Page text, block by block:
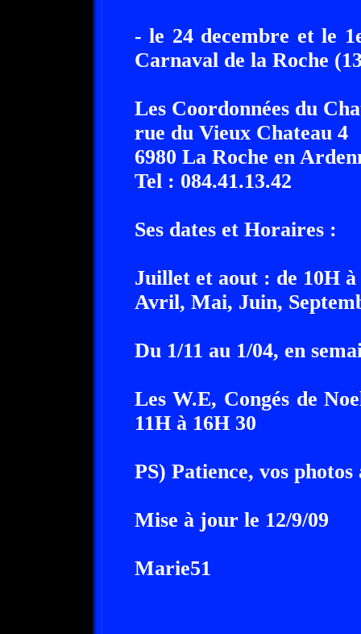
- le 24 decembre et le
Carnaval de la Roche
Les Coordonnées du
rue du Vieux Chateau 4
6980 La Roche en
Tel : 084.41.13.42
Ses dates et Horaires :
Juillet et aout : de 10H à
Avril, Mai, Juin,
Du 1/11 au 1/04, en
Les W.E, Congés de
11H à 16H 30
PS) Patience, vos
Mise à jour le 12/9/09
Marie51